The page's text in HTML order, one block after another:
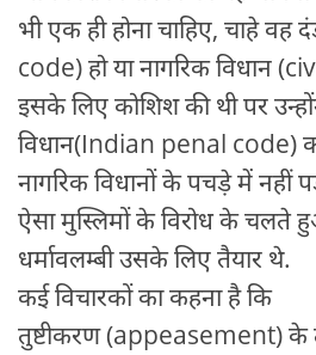
भी एक ही होना चाहिए, चाहे वह
code) हो या नागरिक विधान
इसके लिए कोशिश की थी पर
विधान(Indian penal code)
नागरिक विधानों के पचड़े में नहीं
ऐसा मुस्लिमों के विरोध के चलते
धर्मावलम्बी उसके लिए तैयार थे.
कई विचारकों का कहना है कि
तुष्टीकरण (appeasement) के